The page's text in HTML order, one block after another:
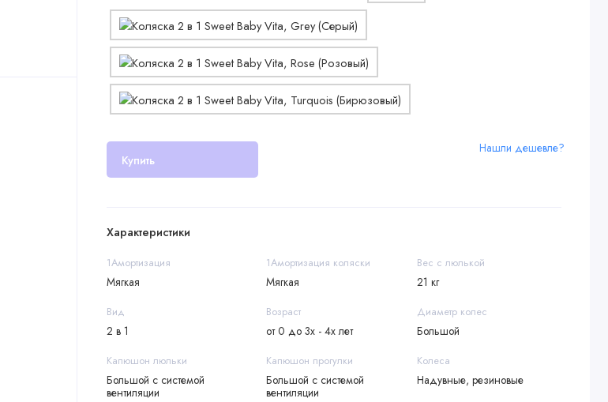
Купить
Нашли дешевле?
Характеристики
1Амортизация
Мягкая
1Амортизация коляски
Мягкая
Вес с люлькой
21 кг
Вид
2 в 1
Возраст
от 0 до 3х - 4х лет
Диаметр колес
Большой
Капюшон люльки
Большой с системой
вентиляции
Капюшон прогулки
Большой с системой
вентиляции
Колеса
Надувные, резиновые